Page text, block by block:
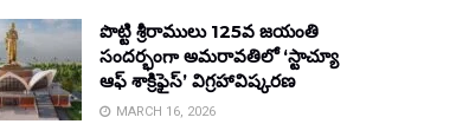
పొట్టి శ్రీరాములు 125వ జయంతి
సందర్భంగా అమరావతిలో ‘స్టాచ్యూ
ఆఫ్ శాక్రిఫైస్’ విగ్రహావిష్కరణ
MARCH 16, 2026